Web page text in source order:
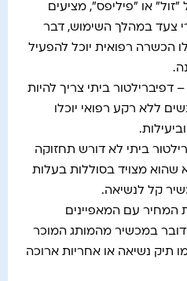
או "פיליפס", מציעים
צעד במהלך השימוש, דבר
הכשרה רפואית יוכל להפעיל
– דפיברילטור ביתי צריך להיות
ללא רקע רפואי יוכלו
ביתי לא דורש תחזוקה
שהוא מצויד בסוללות בעלות
קל לנשיאה.
עם המאפיינים
במכשיר מהמותג המוכר
תיק נשיאה או אחריות ארוכה